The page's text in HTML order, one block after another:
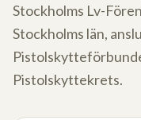
Stockholms Lv-
Stockholms län,
Pistolskyttekrets.